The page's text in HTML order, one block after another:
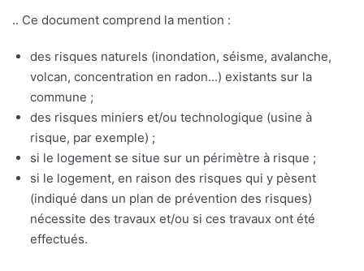
.. Ce document comprend la mention :
des risques naturels (inondation, séisme, avalanche,
volcan, concentration en radon...) existants sur la
commune ;
des risques miniers et/ou technologique (usine à
risque, par exemple) ;
si le logement se situe sur un périmètre à risque ;
si le logement, en raison des risques qui y pèsent
(indiqué dans un plan de prévention des risques)
nécessite des travaux et/ou si ces travaux ont été
effectués.